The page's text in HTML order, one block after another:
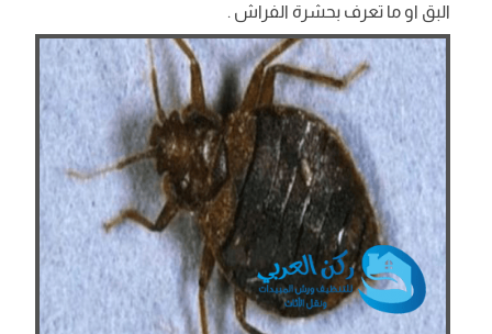
البق او ما تعرف بحشرة الفراش .